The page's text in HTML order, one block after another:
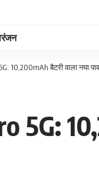
10,200mAh बैटरी वाला नया
5G: